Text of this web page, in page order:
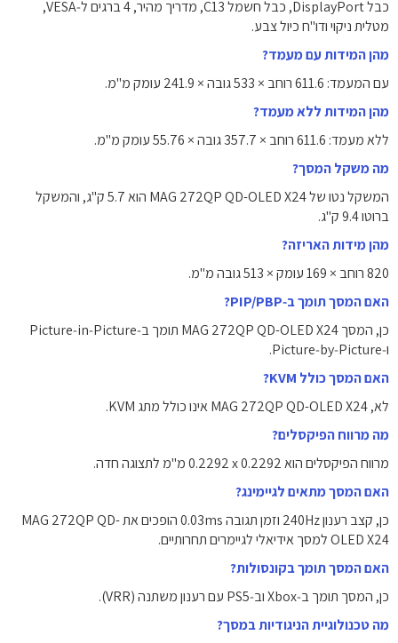
כבל ‎DisplayPort‎, כבל חשמל C13, מדריך מהיר, ‎4‎ ברגים ל‑VESA,
מטלית ניקוי ודו"ח כיול צבע.
מהן המידות עם מעמד?
עם המעמד: ‎611.6‎ רוחב × ‎533‎ גובה × ‎241.9‎ עומק מ"מ.
מהן המידות ללא מעמד?
ללא מעמד: ‎611.6‎ רוחב × ‎357.7‎ גובה × ‎55.76‎ עומק מ"מ.
מה משקל המסך?
המשקל נטו של MAG 272QP QD-OLED X24 הוא ‎5.7‎ ק"ג, והמשקל
ברוטו ‎9.4‎ ק"ג.
מהן מידות האריזה?
820‎ רוחב × ‎169‎ עומק × ‎513‎ גובה מ"מ.
האם המסך תומך ב‑PIP/PBP?
כן, המסך MAG 272QP QD-OLED X24 תומך ב‑Picture‑in‑Picture
ו‑Picture‑by‑Picture.
האם המסך כולל KVM?
לא, MAG 272QP QD-OLED X24 אינו כולל מתג KVM.
מה מרווח הפיקסלים?
מרווח הפיקסלים הוא ‎0.2292 x 0.2292‎ מ"מ לתצוגה חדה.
האם המסך מתאים לגיימינג?
כן, קצב רענון ‎240Hz‎ וזמן תגובה ‎0.03ms‎ הופכים את MAG 272QP QD-
OLED X24 למסך אידיאלי לגיימרים תחרותיים.
האם המסך תומך בקונסולות?
כן, המסך תומך ב‑Xbox וב‑PS5 עם רענון משתנה (VRR).
מה טכנולוגיית הניגודיות במסך?